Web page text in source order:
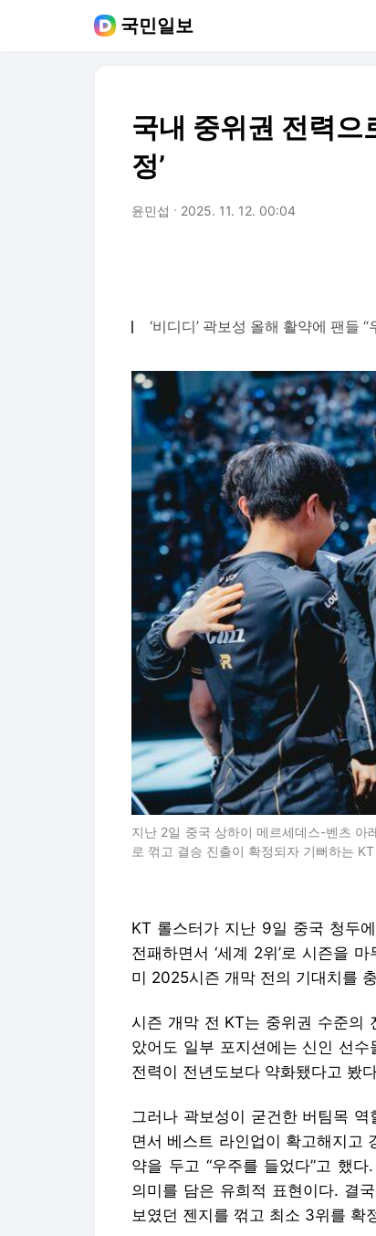
국민일보
국내 중위권 전력으
정’
윤민섭 2025. 11. 12. 00:04
‘비디디’ 곽보성 올해 활약에 팬들
지난 2일 중국 상하이 메르세데스-벤츠
로 꺾고 결승 진출이 확정되자 기뻐하는
KT 롤스터가 지난 9일 중국 청두
전패하면서 ‘세계 2위’로 시즌을
미 2025시즌 개막 전의 기대치를
시즌 개막 전 KT는 중위권 수준의
았어도 일부 포지션에는 신인 선
전력이 전년도보다 약화됐다고 봤
그러나 곽보성이 굳건한 버팀목
면서 베스트 라인업이 확고해지고
약을 두고 “우주를 들었다”고 했
의미를 담은 유희적 표현이다. 결
보였던 젠지를 꺾고 최소 3위를 확